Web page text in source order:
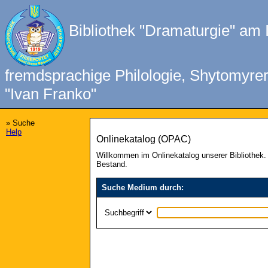
Bibliothek "Dramaturgie" am
fremdsprachige Philologie,
"Ivan Franko"
» Suche
Help
Onlinekatalog (OPAC)
Willkommen im Onlinekatalog unserer
Bestand.
Suche Medium durch: